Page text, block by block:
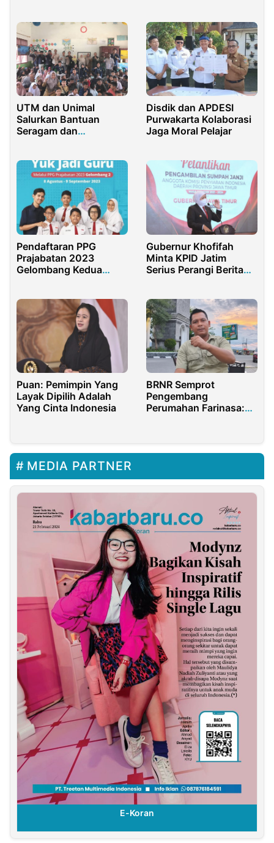
Pengguna Jalan
Lainnya
UTM dan Unimal
Salurkan Bantuan
Seragam dan
Disdik dan APDESI
Purwakarta Kolaborasi
Jaga Moral Pelajar
Pendaftaran PPG
Prajabatan 2023
Gelombang Kedua
Gubernur Khofifah
Minta KPID Jatim
Serius Perangi Berita
Puan: Pemimpin Yang
Layak Dipilih Adalah
Yang Cinta Indonesia
BRNR Semprot
Pengembang
Perumahan Farinasa:
MEDIA PARTNER
E-Koran